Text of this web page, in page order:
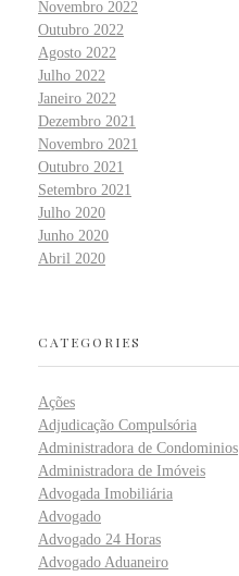
Novembro 2022
Outubro 2022
Agosto 2022
Julho 2022
Janeiro 2022
Dezembro 2021
Novembro 2021
Outubro 2021
Setembro 2021
Julho 2020
Junho 2020
Abril 2020
CATEGORIES
Ações
Adjudicação Compulsória
Administradora de Condominios
Administradora de Imóveis
Advogada Imobiliária
Advogado
Advogado 24 Horas
Advogado Aduaneiro